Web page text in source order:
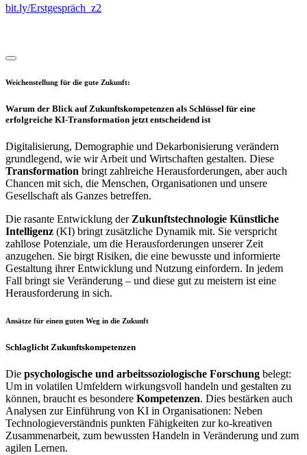
bit.ly/Erstgespräch_z2
Weichenstellung für die gute Zukunft:
Warum der Blick auf Zukunftskompetenzen als Schlüssel für eine
erfolgreiche KI-Transformation jetzt entscheidend ist
Digitalisierung, Demographie und Dekarbonisierung verändern
grundlegend, wie wir Arbeit und Wirtschaften gestalten. Diese
Transformation bringt zahlreiche Herausforderungen, aber auch
Chancen mit sich, die Menschen, Organisationen und unsere
Gesellschaft als Ganzes betreffen.
Die rasante Entwicklung der Zukunftstechnologie Künstliche
Intelligenz (KI) bringt zusätzliche Dynamik mit. Sie verspricht
zahllose Potenziale, um die Herausforderungen unserer Zeit
anzugehen. Sie birgt Risiken, die eine bewusste und informierte
Gestaltung ihrer Entwicklung und Nutzung einfordern. In jedem
Fall bringt sie Veränderung – und diese gut zu meistern ist eine
Herausforderung in sich.
Ansätze für einen guten Weg in die Zukunft
Schlaglicht Zukunftskompetenzen
Die psychologische und arbeitssoziologische Forschung belegt:
Um in volatilen Umfeldern wirkungsvoll handeln und gestalten zu
können, braucht es besondere Kompetenzen. Dies bestärken auch
Analysen zur Einführung von KI in Organisationen: Neben
Technologieverständnis punkten Fähigkeiten zur ko-kreativen
Zusammenarbeit, zum bewussten Handeln in Veränderung und zum
agilen Lernen.